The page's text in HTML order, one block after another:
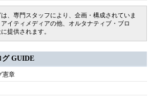
、専門スタッフにより、企画・構成されていま
イティメディアの他、オルタナティブ・ブロ
提供されます。
グ GUIDE
憲章